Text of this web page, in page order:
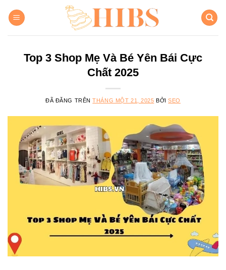
đến
Top 3 Shop Mẹ Và Bé Yên Bái Cực
Chất 2025
ĐÃ ĐĂNG TRÊNTHÁNG MỘT 21, 2025 BỞISEO